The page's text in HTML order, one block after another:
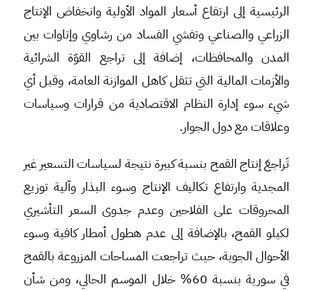
الرئيسية إلى ارتفاع أسعار المواد الأولية وانخفاض الإنتاج
الزراعي والصناعي وتفشي الفساد من رشاوي وإتاوات بين
المدن والمحافظات، إضافة إلى تراجع القوّة الشرائية
والأزمات المالية التي تثقل كاهل الموازنة العامة، وقبل أي
شيء سوء إدارة النظام الاقتصادية من قرارات وسياسات
وعلاقات مع دول الجوار.
تَراجعَ إنتاج القمح بنسبة كبيرة نتيجة لسياسات التسعير غير
المجدية وارتفاع تكاليف الإنتاج وسوء البذار وآلية توزيع
المحروقات على الفلاحين وعدم جدوى السعر التأشيري
لكيلو القمح، بالإضافة إلى عدم هطول أمطار كافية وسوء
الأحوال الجوية، حيث تراجعت المساحات المزروعة بالقمح
في سورية بنسبة 60% خلال الموسم الحالي، ومن شأن